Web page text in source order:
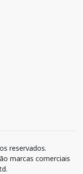
reservados.
marcas comerciais